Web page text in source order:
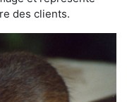
des clients.